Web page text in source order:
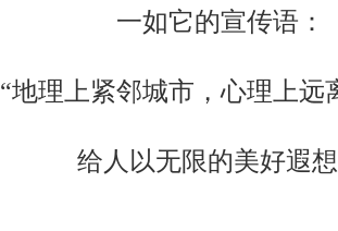
一如它的宣传语：
“地理上紧邻城市，心理上远
给人以无限的美好遐